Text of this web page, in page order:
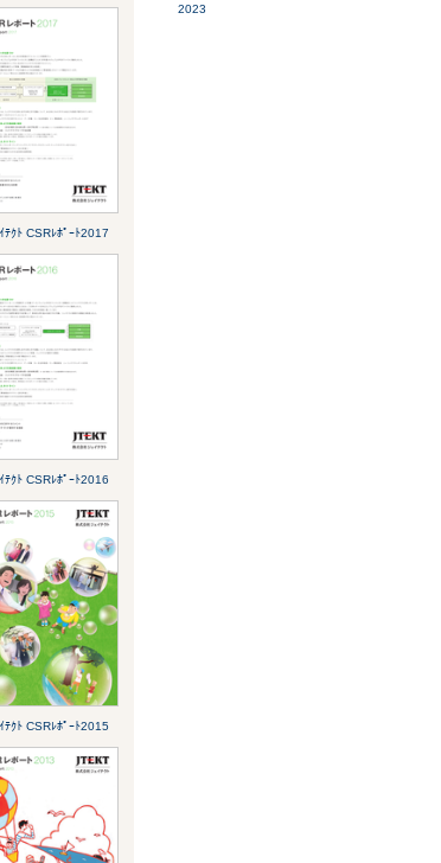
ﾃｸﾄ CSRﾚﾎﾟｰﾄ2017
ﾃｸﾄ CSRﾚﾎﾟｰﾄ2016
ﾃｸﾄ CSRﾚﾎﾟｰﾄ2015
2023